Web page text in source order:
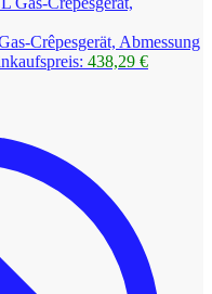
Crêpesgerät, Abmessung
438,29 €Aktueller